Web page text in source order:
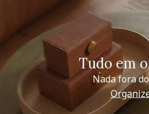
Tudo em
Nada fora